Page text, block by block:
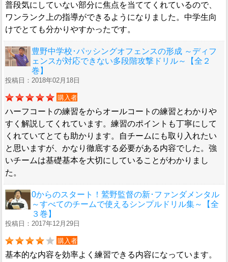
普段気にしていない部分に焦点を当ててくれているので、
ワンランク上の指導ができるようになりました。中学生向
けでとても分かりやすかったです。
豊野中学校･パッシングオフェンスの形成 ～ディフ
ェンスが対応できない多段階攻撃ドリル～【全２
巻】
投稿日：2018年02月18日
購入者
ハーフコートの練習をからオールコートの練習とわかりや
すく解説してくれています。練習のポイントも丁寧にして
くれていてとても助かります。自チームにも取り入れたい
と思いますが、かなり徹底する必要がある内容でした。強
いチームは基礎基本を大切にしていることがわかりまし
た。
0からのスタート！鷲野監督の新･ファンダメンタル
～すべてのチームで使えるシンプルドリル集～【全
３巻】
投稿日：2017年12月29日
購入者
基本的な内容を効率よく練習できる内容になっています。